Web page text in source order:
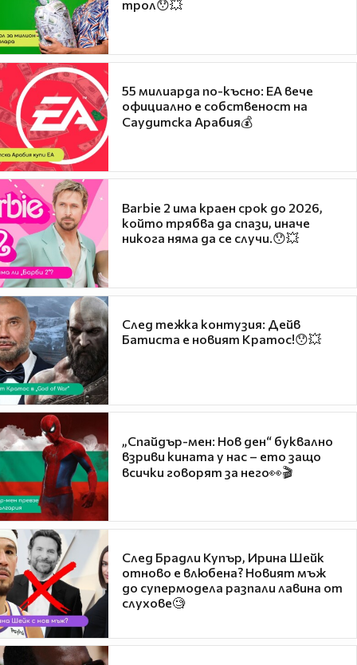
трол😯💥
55 милиарда по-късно: EA вече
официално е собственост на
Саудитска Арабия💰
Barbie 2 има краен срок до 2026,
който трябва да спази, иначе
никога няма да се случи.😯💥
След тежка контузия: Дейв
Батиста е новият Кратос!😯💥
„Спайдър-мен: Нов ден“ буквално
взриви кината у нас – ето защо
всички говорят за него👀🎬
След Брадли Купър, Ирина Шейк
отново е влюбена? Новият мъж
до супермодела разпали лавина от
слухове🧐